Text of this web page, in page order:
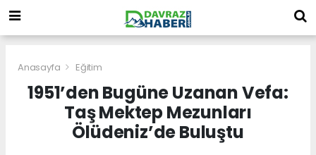
Anasayfa Eğitim
1951’den Bugüne Uzanan Vefa:
Taş Mektep Mezunları
Ölüdeniz’de Buluştu